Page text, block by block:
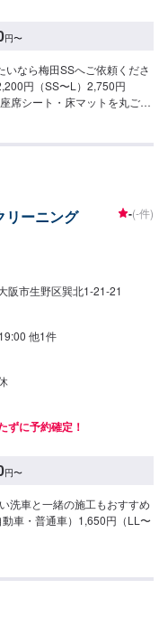
円〜
なら梅田SSへご依頼くださ
円（SS〜L）2,750円
席シート・床マットを丸ごと
リーニング -(-件)
阪市生野区巽北1-21-21
他1件
ずに予約確定！
円〜
洗車と一緒の施工もおすすめ
車・普通車）1,650円（LL〜